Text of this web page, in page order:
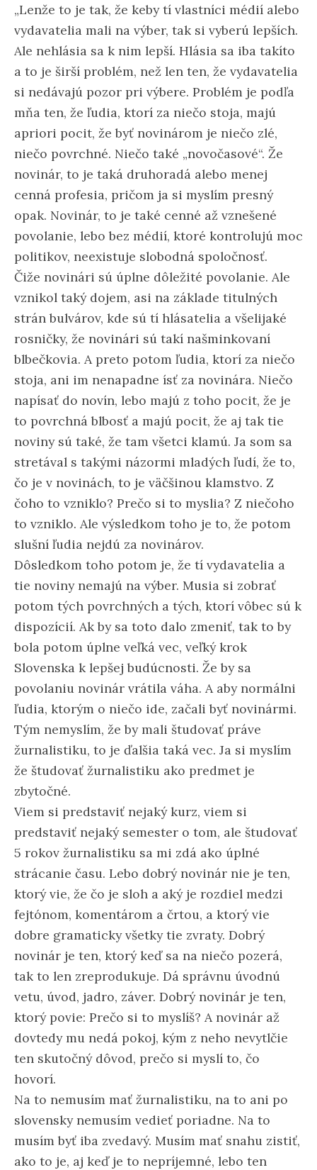
„Lenže to je tak, že keby tí vlastníci médií alebo
vydavatelia mali na výber, tak si vyberú lepších.
Ale nehlásia sa k nim lepší. Hlásia sa iba takíto
a to je širší problém, než len ten, že vydavatelia
si nedávajú pozor pri výbere. Problém je podľa
mňa ten, že ľudia, ktorí za niečo stoja, majú
apriori pocit, že byť novinárom je niečo zlé,
niečo povrchné. Niečo také „novočasové“. Že
novinár, to je taká druhoradá alebo menej
cenná profesia, pričom ja si myslím presný
opak. Novinár, to je také cenné až vznešené
povolanie, lebo bez médií, ktoré kontrolujú moc
politikov, neexistuje slobodná spoločnosť.
Čiže novinári sú úplne dôležité povolanie. Ale
vznikol taký dojem, asi na základe titulných
strán bulvárov, kde sú tí hlásatelia a všelijaké
rosničky, že novinári sú takí našminkovaní
blbečkovia. A preto potom ľudia, ktorí za niečo
stoja, ani im nenapadne ísť za novinára. Niečo
napísať do novín, lebo majú z toho pocit, že je
to povrchná blbosť a majú pocit, že aj tak tie
noviny sú také, že tam všetci klamú. Ja som sa
stretával s takými názormi mladých ľudí, že to,
čo je v novinách, to je väčšinou klamstvo. Z
čoho to vzniklo? Prečo si to myslia? Z niečoho
to vzniklo. Ale výsledkom toho je to, že potom
slušní ľudia nejdú za novinárov.
Dôsledkom toho potom je, že tí vydavatelia a
tie noviny nemajú na výber. Musia si zobrať
potom tých povrchných a tých, ktorí vôbec sú k
dispozícií. Ak by sa toto dalo zmeniť, tak to by
bola potom úplne veľká vec, veľký krok
Slovenska k lepšej budúcnosti. Že by sa
povolaniu novinár vrátila váha. A aby normálni
ľudia, ktorým o niečo ide, začali byť novinármi.
Tým nemyslím, že by mali študovať práve
žurnalistiku, to je ďalšia taká vec. Ja si myslím
že študovať žurnalistiku ako predmet je
zbytočné.
Viem si predstaviť nejaký kurz, viem si
predstaviť nejaký semester o tom, ale študovať
5 rokov žurnalistiku sa mi zdá ako úplné
strácanie času. Lebo dobrý novinár nie je ten,
ktorý vie, že čo je sloh a aký je rozdiel medzi
fejtónom, komentárom a črtou, a ktorý vie
dobre gramaticky všetky tie zvraty. Dobrý
novinár je ten, ktorý keď sa na niečo pozerá,
tak to len zreprodukuje. Dá správnu úvodnú
vetu, úvod, jadro, záver. Dobrý novinár je ten,
ktorý povie: Prečo si to myslíš? A novinár až
dovtedy mu nedá pokoj, kým z neho nevytlčie
ten skutočný dôvod, prečo si myslí to, čo
hovorí.
Na to nemusím mať žurnalistiku, na to ani po
slovensky nemusím vedieť poriadne. Na to
musím byť iba zvedavý. Musím mať snahu zistiť,
ako to je, aj keď je to nepríjemné, lebo ten